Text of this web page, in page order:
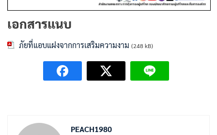
เอกสารแนบ
ภัยที่แอบแฝงจากการเสริมความงาม (248 kB)
PEACH1980